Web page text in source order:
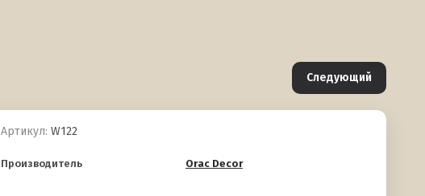
Следующий
Артикул: W122
Производитель Orac Decor